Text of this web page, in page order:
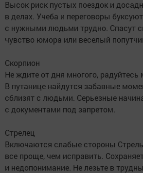
Высок риск пустых поездок и
в делах. Учеба и переговоры
с нужными людьми трудно. Спасут
чувство юмора или веселый
Скорпион
Не ждите от дня многого, радуйтесь
В путанице найдутся забавные
сблизят с людьми. Серьезные
с документами под запретом.
Стрелец
Включаются слабые стороны
все проще, чем исправить.
и недопонимание. Не лезьте в